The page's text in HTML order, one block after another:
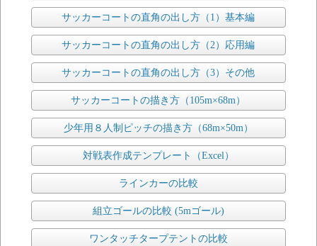
サッカーコートの直角の出し方（1）基本編
サッカーコートの直角の出し方（2）応用編
サッカーコートの直角の出し方（3）その他
サッカーコートの描き方（105m×68m）
少年用８人制ピッチの描き方（68m×50m）
対戦表作成テンプレート（Excel）
ラインカーの比較
組立ゴールの比較 (5mゴール)
ワンタッチタープテントの比較